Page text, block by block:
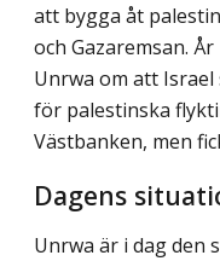
att bygga åt
och Gazaremsan.
Unrwa om att
för palestinska
Västbanken, men
Dagens
Unrwa är i dag den